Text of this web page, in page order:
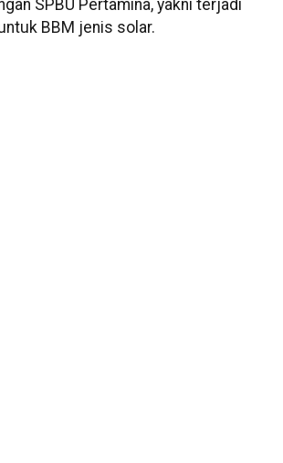
SPBU Pertamina, yakni terjadi
BBM jenis solar.